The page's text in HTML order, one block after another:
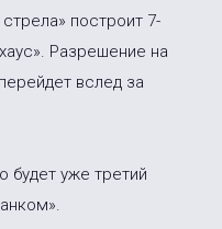
построит 7-
Разрешение на
вслед за
будет уже третий